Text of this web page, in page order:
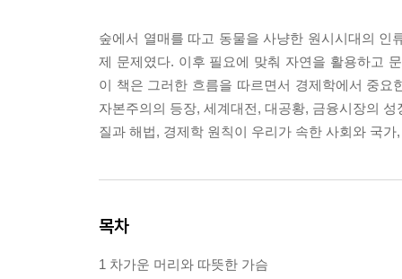
숲에서 열매를 따고 동물을 사냥한 원시시대의
제 문제였다. 이후 필요에 맞춰 자연을 활용하고
이 책은 그러한 흐름을 따르면서 경제학에서 중
자본주의의 등장, 세계대전, 대공황, 금융시장의
질과 해법, 경제학 원칙이 우리가 속한 사회와 국
목차
1 차가운 머리와 따뜻한 가슴